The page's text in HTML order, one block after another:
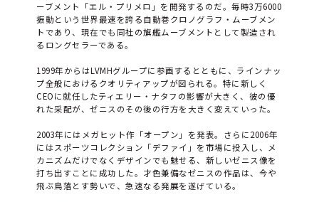
ーブメント「エル・プリメロ」を開発するのだ。毎時3万6000
振動という世界最速を誇る自動巻クロノグラフ・ムーブメン
トであり、現在でも同社の旗艦ムーブメントとして製造され
るロングセラーである。
1999年からはLVMHグループに参画するとともに、ラインナッ
プ全般におけるクオリティアップが図られる。特に新しく
CEOに就任したティエリー・ナタフの影響が大きく、彼の優
れた采配が、ゼニスのその後の行方を大きく変えていった。
2003年にはメガヒット作「オープン」を発表。さらに2006年
にはスポーツコレクション「デファイ」を市場に投入し、メ
カニズムだけでなくデザインでも魅せる、新しいゼニス像を
打ち出すことに成功した。才色兼備なゼニスの作品は、今や
飛ぶ鳥落とす勢いで、急速なる発展を遂げている。